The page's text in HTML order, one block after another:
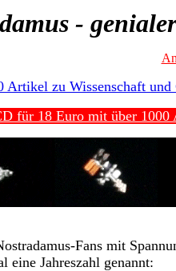
-
Artikel zu Wissenschaft
für 18 Euro mit über
Fans mit
eine Jahreszahl genannt: